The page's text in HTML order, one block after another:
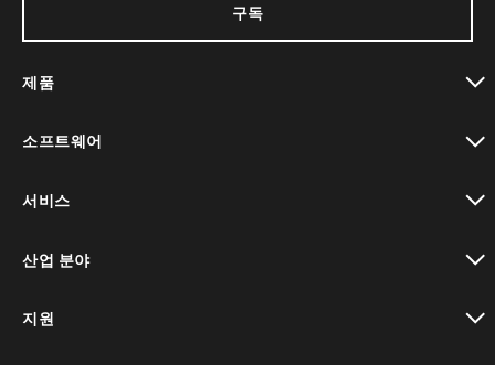
구독
제품
소프트웨어
서비스
산업 분야
지원